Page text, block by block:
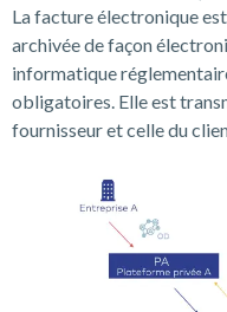
La facture électronique
archivée de façon
informatique
obligatoires. Elle est
fournisseur et celle du